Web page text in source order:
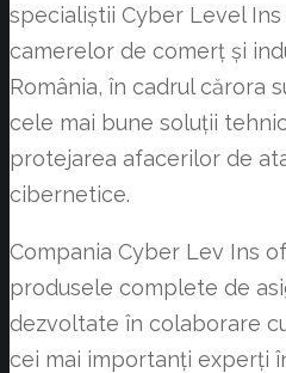
specialiștii Cyber Level
camerelor de comerț și
România, în cadrul cărora
cele mai bune soluții
protejarea afacerilor de
cibernetice.
Compania Cyber Lev Ins
produsele complete de
dezvoltate în colaborare
cei mai importanți experți